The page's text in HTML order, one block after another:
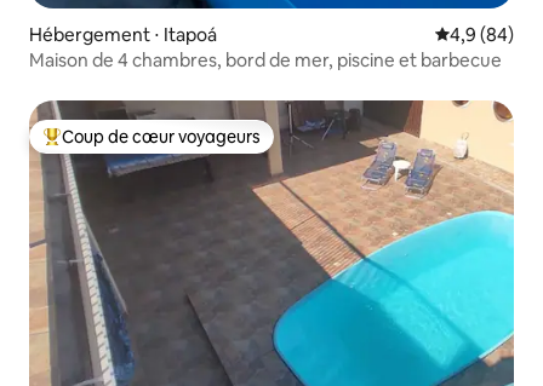
Hébergement ⋅ Itapoá Évaluation
4,9 (84)
Maison de 4 chambres, bord de mer, piscine et barbecue
Coups de cœur voyageurs les plus appréciés
Coup de cœur voyageurs